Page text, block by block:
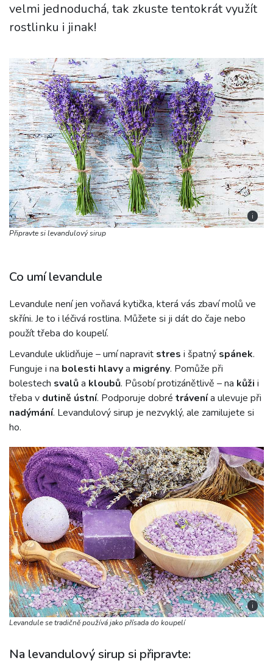
velmi jednoduchá, tak zkuste tentokrát využít
rostlinku i jinak!
i
Připravte si levandulový sirup
Co umí levandule
Levandule není jen voňavá kytička, která vás zbaví molů ve
skříni. Je to i léčivá rostlina. Můžete si ji dát do čaje nebo
použít třeba do koupelí.
Levandule uklidňuje – umí napravit stres i špatný spánek.
Funguje i na bolesti hlavya migrény. Pomůže při
bolestech svalůa kloubů. Působí protizánětlivě – na kůži i
třeba v dutině ústní. Podporuje dobré trávenía ulevuje při
nadýmání. Levandulový sirup je nezvyklý, ale zamilujete si
ho.
i
Levandule se tradičně používá jako přísada do koupelí
Na levandulový sirup si připravte: